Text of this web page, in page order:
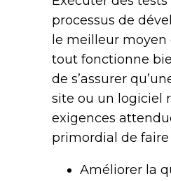
processus de
le meilleur
tout fonctionne
de s’assurer
site ou un logiciel
exigences
primordial de faire
Améliorer la